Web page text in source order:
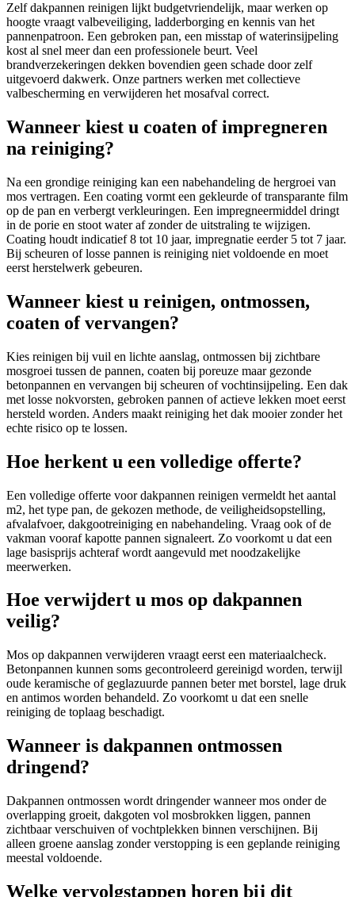
Zelf dakpannen reinigen lijkt budgetvriendelijk, maar werken op
hoogte vraagt valbeveiliging, ladderborging en kennis van het
pannenpatroon. Een gebroken pan, een misstap of waterinsijpeling
kost al snel meer dan een professionele beurt. Veel
brandverzekeringen dekken bovendien geen schade door zelf
uitgevoerd dakwerk. Onze partners werken met collectieve
valbescherming en verwijderen het mosafval correct.
Wanneer kiest u coaten of impregneren
na reiniging?
Na een grondige reiniging kan een nabehandeling de hergroei van
mos vertragen. Een coating vormt een gekleurde of transparante film
op de pan en verbergt verkleuringen. Een impregneermiddel dringt
in de porie en stoot water af zonder de uitstraling te wijzigen.
Coating houdt indicatief 8 tot 10 jaar, impregnatie eerder 5 tot 7 jaar.
Bij scheuren of losse pannen is reiniging niet voldoende en moet
eerst herstelwerk gebeuren.
Wanneer kiest u reinigen, ontmossen,
coaten of vervangen?
Kies reinigen bij vuil en lichte aanslag, ontmossen bij zichtbare
mosgroei tussen de pannen, coaten bij poreuze maar gezonde
betonpannen en vervangen bij scheuren of vochtinsijpeling. Een dak
met losse nokvorsten, gebroken pannen of actieve lekken moet eerst
hersteld worden. Anders maakt reiniging het dak mooier zonder het
echte risico op te lossen.
Hoe herkent u een volledige offerte?
Een volledige offerte voor dakpannen reinigen vermeldt het aantal
m2, het type pan, de gekozen methode, de veiligheidsopstelling,
afvalafvoer, dakgootreiniging en nabehandeling. Vraag ook of de
vakman vooraf kapotte pannen signaleert. Zo voorkomt u dat een
lage basisprijs achteraf wordt aangevuld met noodzakelijke
meerwerken.
Hoe verwijdert u mos op dakpannen
veilig?
Mos op dakpannen verwijderen vraagt eerst een materiaalcheck.
Betonpannen kunnen soms gecontroleerd gereinigd worden, terwijl
oude keramische of geglazuurde pannen beter met borstel, lage druk
en antimos worden behandeld. Zo voorkomt u dat een snelle
reiniging de toplaag beschadigt.
Wanneer is dakpannen ontmossen
dringend?
Dakpannen ontmossen wordt dringender wanneer mos onder de
overlapping groeit, dakgoten vol mosbrokken liggen, pannen
zichtbaar verschuiven of vochtplekken binnen verschijnen. Bij
alleen groene aanslag zonder verstopping is een geplande reiniging
meestal voldoende.
Welke vervolgstappen horen bij dit